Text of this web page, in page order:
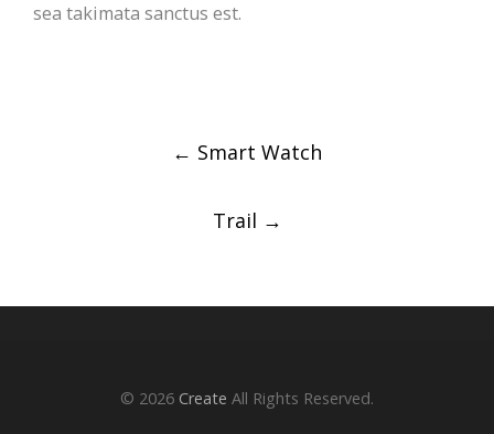
sea takimata sanctus est.
← Smart Watch
Trail →
© 2026 Create All Rights Reserved.